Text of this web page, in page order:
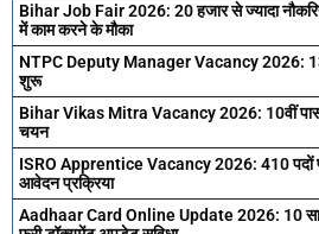
Bihar Job Fair 2026: 20 हजार से ज्यादा
में काम करने के मौका
NTPC Deputy Manager Vacancy 2026:
शुरू
Bihar Vikas Mitra Vacancy 2026: 10वीं पास के
चयन
ISRO Apprentice Vacancy 2026: 410 पदों
आवेदन प्रक्रिया
Aadhaar Card Online Update 2026: 10 साल